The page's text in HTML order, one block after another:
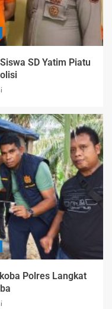
SD Yatim Piatu
Polres Langkat